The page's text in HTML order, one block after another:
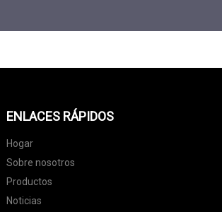
ENLACES RÁPIDOS
Hogar
Sobre nosotros
Productos
Noticias